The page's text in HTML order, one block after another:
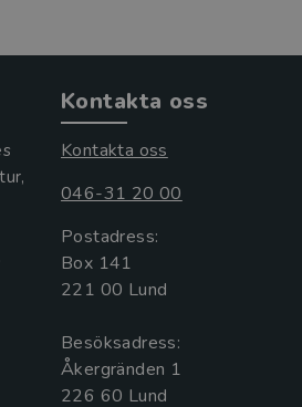
Kontakta oss
Kontakta oss
046-31 20 00
Postadress:
Box 141
221 00 Lund
Besöksadress:
Åkergränden 1